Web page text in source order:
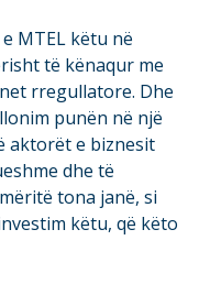
MTEL këtu në
të kënaqur me
rregullatore. Dhe
punën në një
aktorët e biznesit
dhe të
tona janë, si
këtu, që këto